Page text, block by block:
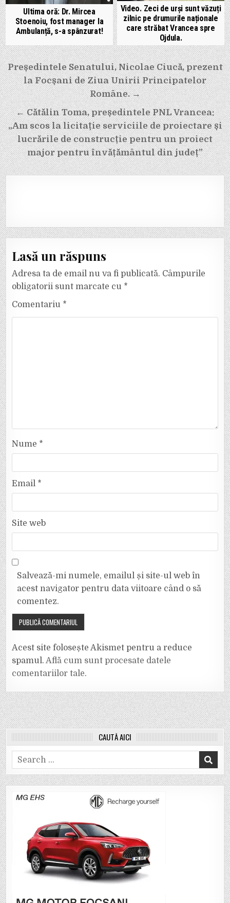
Ultima oră: Dr. Mircea
Stoenoiu, fost manager la
Ambulanță, s-a spânzurat!
Video. Zeci de urși sunt văzuți
zilnic pe drumurile naționale
care străbat Vrancea spre
Ojdula.
Navigare
în
articole
Președintele Senatului, Nicolae Ciucă, prezent
la Focșani de Ziua Unirii Principatelor
Române. →
← Cătălin Toma, președintele PNL Vrancea:
„Am scos la licitație serviciile de proiectare și
lucrările de construcție pentru un proiect
major pentru învățământul din județ”
Lasă un răspuns
Adresa ta de email nu va fi publicată. Câmpurile
obligatorii sunt marcate cu *
Comentariu *
Nume *
Email *
Site web
Salvează-mi numele, emailul și site-ul web în
acest navigator pentru data viitoare când o să
comentez.
Acest site folosește Akismet pentru a reduce
spamul.Află cum sunt procesate datele
comentariilor tale.
CAUTĂ AICI
Search
for: